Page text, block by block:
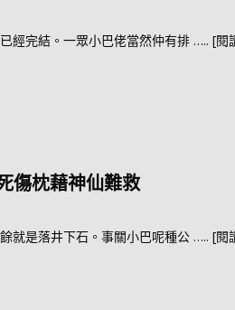
經完結。一眾小巴佬當然仲有排 ….. [閱
傷枕藉神仙難救
就是落井下石。事關小巴呢種公 ….. [閱